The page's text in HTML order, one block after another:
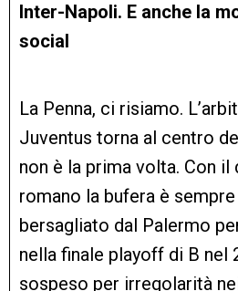
Inter-Napoli. E anche la
social
La Penna, ci risiamo.
Juventus torna al centro
non è la prima volta. Con
romano la bufera è
bersagliato dal Palermo
nella finale playoff di B nel
sospeso per irregolarità